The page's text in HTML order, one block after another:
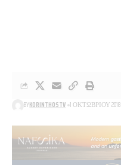
BYKORINTHOSTV 1 ΟΚΤΩΒΡΊΟΥ 2018